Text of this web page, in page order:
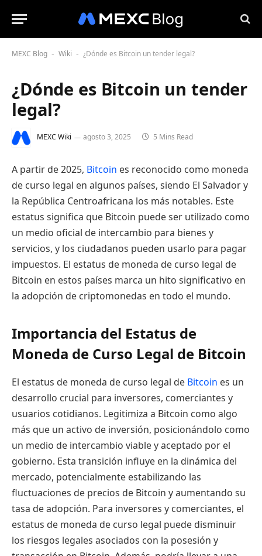
MEXC Blog - Wiki - ¿Dónde es Bitcoin un tender legal?
¿Dónde es Bitcoin un tender
legal?
MEXC Wiki agosto 3, 2025 5 Mins Read
A partir de 2025, Bitcoin es reconocido como moneda
de curso legal en algunos países, siendo El Salvador y
la República Centroafricana los más notables. Este
estatus significa que Bitcoin puede ser utilizado como
un medio oficial de intercambio para bienes y
servicios, y los ciudadanos pueden usarlo para pagar
impuestos. El estatus de moneda de curso legal de
Bitcoin en estos países marca un hito significativo en
la adopción de criptomonedas en todo el mundo.
Importancia del Estatus de
Moneda de Curso Legal de Bitcoin
El estatus de moneda de curso legal de Bitcoin es un
desarrollo crucial para inversores, comerciantes y
usuarios cotidianos. Legitimiza a Bitcoin como algo
más que un activo de inversión, posicionándolo como
un medio de intercambio viable y aceptado por el
gobierno. Esta transición influye en la dinámica del
mercado, potencialmente estabilizando las
fluctuaciones de precios de Bitcoin y aumentando su
tasa de adopción. Para inversores y comerciantes, el
estatus de moneda de curso legal puede disminuir
los riesgos legales asociados con la posesión y